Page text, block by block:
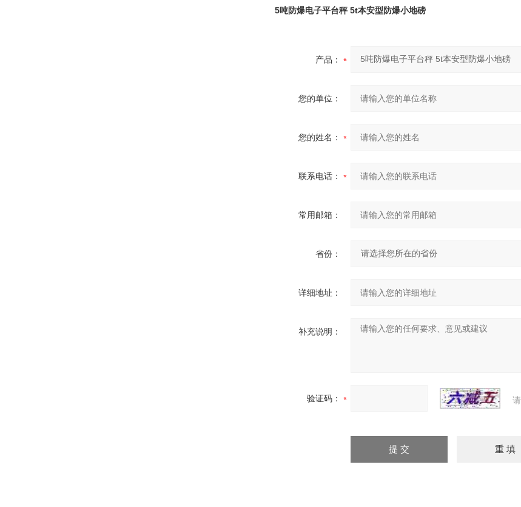
5吨防爆电子平台秤 5t本安型防爆小地磅
产品：
您的单位：
您的姓名：
联系电话：
常用邮箱：
省份：
详细地址：
补充说明：
验证码：